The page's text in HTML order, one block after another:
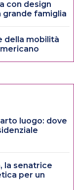
con design
famiglia
della mobilità
luogo: dove
la senatrice
per un